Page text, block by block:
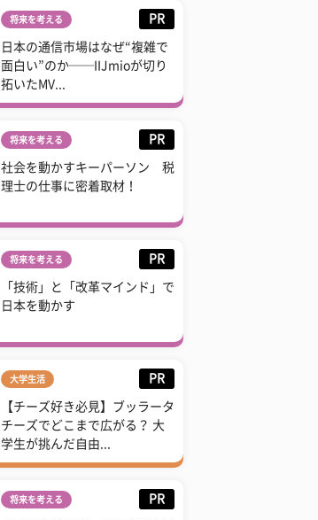
将来を考える PR
日本の通信市場はなぜ“複雑で
面白い”のか──IIJmioが切り
拓いたMV...
将来を考える PR
社会を動かすキーパーソン 税
理士の仕事に密着取材！
将来を考える PR
「技術」と「改革マインド」で
日本を動かす
大学生活 PR
【チーズ好き必見】ブッラータ
チーズでどこまで広がる？ 大
学生が挑んだ自由...
将来を考える PR